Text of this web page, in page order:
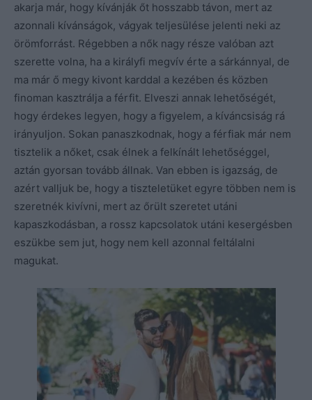
akarja már, hogy kívánják őt hosszabb távon, mert az
azonnali kívánságok, vágyak teljesülése jelenti neki az
örömforrást. Régebben a nők nagy része valóban azt
szerette volna, ha a királyfi megvív érte a sárkánnyal, de
ma már ő megy kivont karddal a kezében és közben
finoman kasztrálja a férfit. Elveszi annak lehetőségét,
hogy érdekes legyen, hogy a figyelem, a kíváncsiság rá
irányuljon. Sokan panaszkodnak, hogy a férfiak már nem
tisztelik a nőket, csak élnek a felkínált lehetőséggel,
aztán gyorsan tovább állnak. Van ebben is igazság, de
azért valljuk be, hogy a tiszteletüket egyre többen nem is
szeretnék kivívni, mert az őrült szeretet utáni
kapaszkodásban, a rossz kapcsolatok utáni kesergésben
eszükbe sem jut, hogy nem kell azonnal feltálalni
magukat.